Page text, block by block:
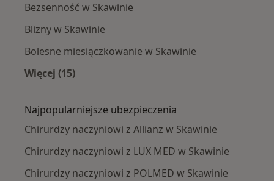
Bezsenność w Skawinie
Blizny w Skawinie
Bolesne miesiączkowanie w Skawinie
Więcej (15)
Najpopularniejsze ubezpieczenia
Chirurdzy naczyniowi z Allianz w Skawinie
Chirurdzy naczyniowi z LUX MED w Skawinie
Chirurdzy naczyniowi z POLMED w Skawinie